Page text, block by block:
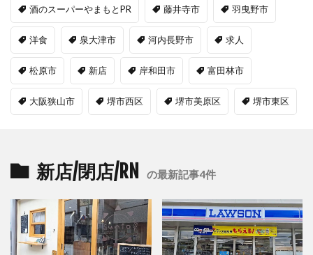
酒のスーパーやまもとPR 藤井寺市 羽曳野市
洋食 泉大津市 河内長野市 求人
松原市 新店 岸和田市 富田林市
大阪狭山市 堺市西区 堺市美原区 堺市東区
新店/閉店/RN の最新記事4件